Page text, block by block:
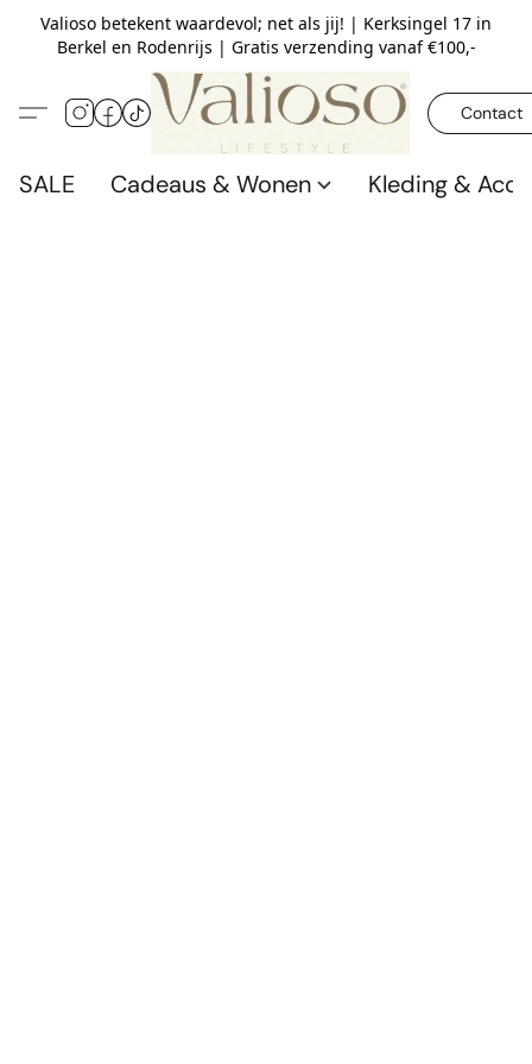
Valioso betekent waardevol; net als jij! | Kerksingel 17 in
Berkel en Rodenrijs | Gratis verzending vanaf €100,-
Contact
SALE Cadeaus & Wonen Kleding &